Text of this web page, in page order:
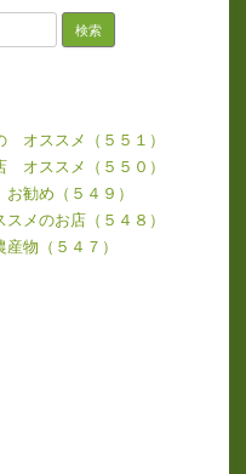
オススメ（５５１）
オススメ（５５０）
勧め（５４９）
メのお店（５４８）
物（５４７）